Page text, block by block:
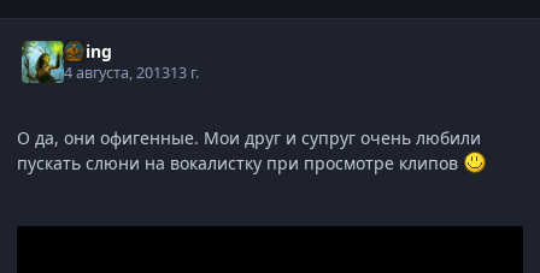
Elring
4 августа, 201313 г.
О да, они офигенные. Мои друг и супруг очень любили
пускать слюни на вокалистку при просмотре клипов